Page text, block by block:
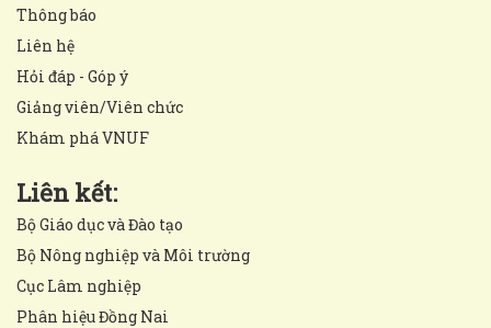
Thông báo
Liên hệ
Hỏi đáp - Góp ý
Giảng viên/Viên chức
Khám phá VNUF
Liên kết:
Bộ Giáo dục và Đào tạo
Bộ Nông nghiệp và Môi trường
Cục Lâm nghiệp
Phân hiệu Đồng Nai